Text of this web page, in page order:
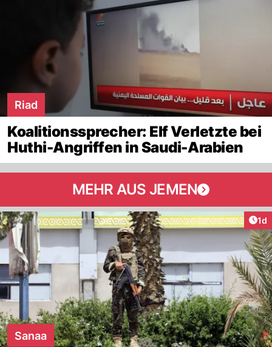
Riad
Koalitionssprecher: Elf Verletzte bei
Huthi-Angriffen in Saudi-Arabien
MEHR AUS JEMEN
1d
Sanaa